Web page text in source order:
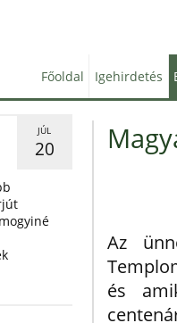
Főoldal Igehirdetés
JÚL
20
Az
és